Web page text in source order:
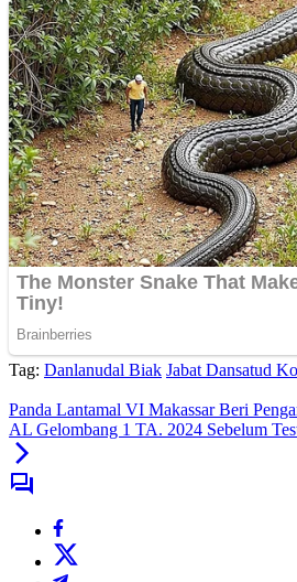
Tag: Danlanudal Biak Jabat Dansatud
Panda Lantamal VI Makassar Beri
AL Gelombang 1 TA. 2024 Sebelum